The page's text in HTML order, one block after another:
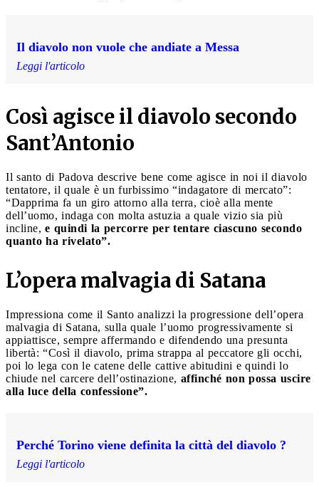
Il diavolo non vuole che andiate a Messa
Leggi l'articolo
Così agisce il diavolo secondo
Sant’Antonio
Il santo di Padova descrive bene come agisce in noi il diavolo
tentatore, il quale è un furbissimo “indagatore di mercato”:
“Dapprima fa un giro attorno alla terra, cioè alla mente
dell’uomo, indaga con molta astuzia a quale vizio sia più
incline, e quindi la percorre per tentare ciascuno secondo
quanto ha rivelato”.
L’opera malvagia di Satana
Impressiona come il Santo analizzi la progressione dell’opera
malvagia di Satana, sulla quale l’uomo progressivamente si
appiattisce, sempre affermando e difendendo una presunta
libertà: “Così il diavolo, prima strappa al peccatore gli occhi,
poi lo lega con le catene delle cattive abitudini e quindi lo
chiude nel carcere dell’ostinazione, affinché non possa uscire
alla luce della confessione”.
Perché Torino viene definita la città del diavolo ?
Leggi l'articolo